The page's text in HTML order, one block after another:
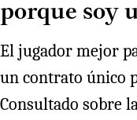
porque soy
El jugador mejor
un contrato único
Consultado sobre